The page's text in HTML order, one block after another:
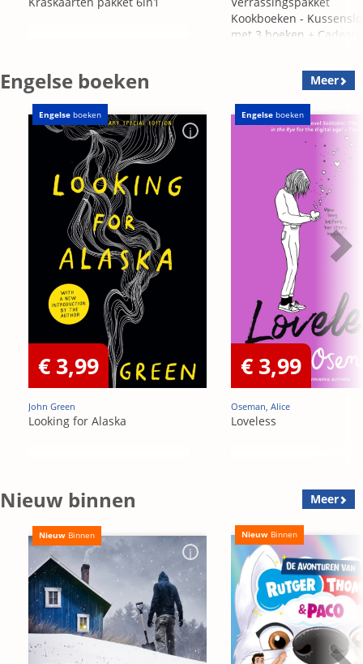
Kookboeken -
met 3 boeken + Cadeau
Engelse boeken Meer
Engelse boeken
€ 3,99
John Green
Looking for Alaska
Engelse boeken
€ 3,99
Oseman, Alice
Loveless
Nieuw binnen Meer
Nieuw Binnen Nieuw Binnen